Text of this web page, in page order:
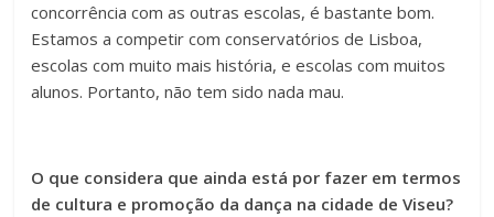
concorrência com as outras escolas, é bastante bom.
Estamos a competir com conservatórios de Lisboa,
escolas com muito mais história, e escolas com muitos
alunos. Portanto, não tem sido nada mau.
O que considera que ainda está por fazer em termos
de cultura e promoção da dança na cidade de Viseu?